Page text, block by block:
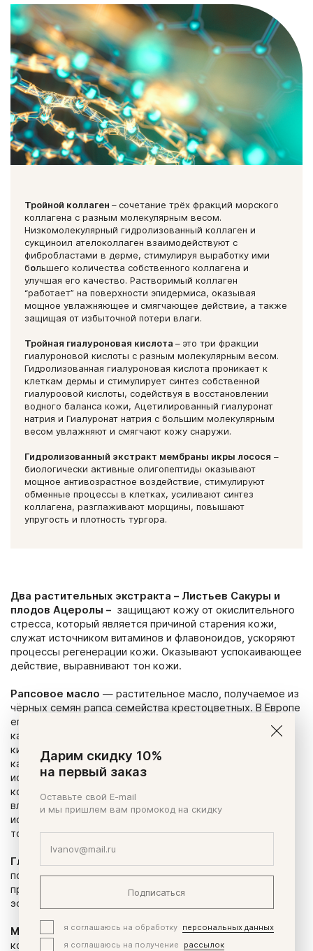
Тройной коллаген –сочетание трёх фракций морского
коллагена с разным молекулярным весом.
Низкомолекулярный гидролизованный коллаген и
сукциноил ателоколлаген взаимодействуют с
фибробластами в дерме, стимулируя выработку ими
большего количества собственного коллагена и
улучшая его качество. Растворимый коллаген
“работает” на поверхности эпидермиса, оказывая
мощное увлажняющее и смягчающее действие, а также
защищая от избыточной потери влаги.
Тройная гиалуроновая кислота – это три фракции
гиалуроновой кислоты с разным молекулярным весом.
Гидролизованная гиалуроновая кислота проникает к
клеткам дермы и стимулирует синтез собственной
гиалуроовой кислоты, содействуя в восстановлении
водного баланса кожи, Ацетилированный гиалуронат
натрия и Гиалуронат натрия с большим молекулярным
весом увлажняют и смягчают кожу снаружи.
Гидролизованный экстракт мембраны икры лосося –
биологически активные олигопептиды оказывают
мощное антивозрастное воздействие, стимулируют
обменные процессы в клетках, усиливают синтез
коллагена, разглаживают морщины, повышают
упругость и плотность тургора.
Два растительных экстракта – Листьев Сакуры и
плодов Ацеролы – защищают кожу от окислительного
стресса, который является причиной старения кожи,
служат источником витаминов и флавоноидов, ускоряют
процессы регенерации кожи. Оказывают успокаивающее
действие, выравнивают тон кожи.
Рапсовое масло — растительное масло, получаемое из
чёрных семян рапса семейства крестоцветных. В Европе
его называют рапсовым, а в Северной Америке
каноловым. Масло содержит ненасыщенные жирные
кислоты омега-3 и омега-6, растительные стерины,
каротиноиды, витамин К и токоферолы (витамин Е). При
использовании в косметике смягчает, омолаживает
кожу, делает ее более плотной, уменьшает потерю
влаги. Масло некомедоногенно, поэтому может
использоваться для ухода за жирной кожей. Для сухой
тонкой кожи помогает восстановить водный баланс.
Глицирризат Калия
получаемое из Корня Солодки, обладает
противовоспалительным и успокаивающим действием,
эффективен в защите от пигментации.
Манноза
– одно из наиболее эффективных
косметических ингредиентов для увлажнения
Дарим скидку 10%
на первый заказ
Оставьте свой E-mail
и мы пришлем вам промокод на скидку
Подписаться
я соглашаюсь на обработку
персональных данных
я соглашаюсь на получение
рассылок